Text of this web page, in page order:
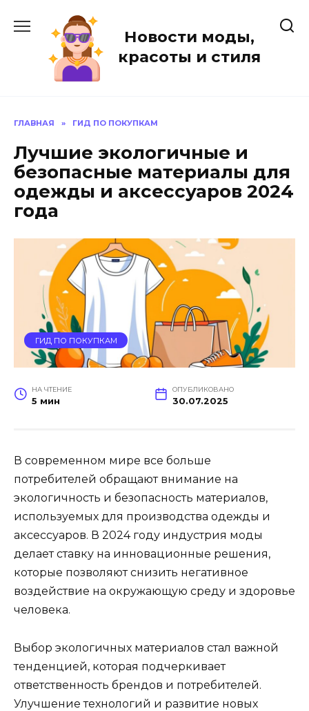
содержанию
Новости моды,
красоты и стиля
ГЛАВНАЯ » ГИД ПО ПОКУПКАМ
Лучшие экологичные и
безопасные материалы для
одежды и аксессуаров 2024
года
ГИД ПО ПОКУПКАМ
НА ЧТЕНИЕ
5 мин
ОПУБЛИКОВАНО
30.07.2025
В современном мире все больше
потребителей обращают внимание на
экологичность и безопасность материалов,
используемых для производства одежды и
аксессуаров. В 2024 году индустрия моды
делает ставку на инновационные решения,
которые позволяют снизить негативное
воздействие на окружающую среду и здоровье
человека.
Выбор экологичных материалов стал важной
тенденцией, которая подчеркивает
ответственность брендов и потребителей.
Улучшение технологий и развитие новых